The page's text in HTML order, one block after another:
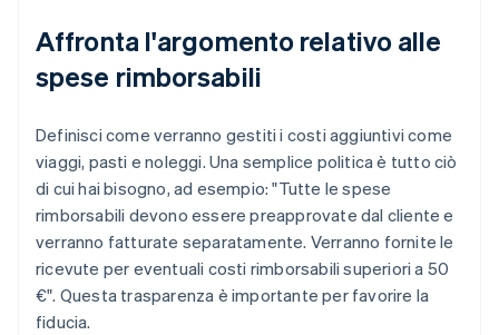
Affronta l'argomento relativo alle
spese rimborsabili
Definisci come verranno gestiti i costi aggiuntivi come
viaggi, pasti e noleggi. Una semplice politica è tutto ciò
di cui hai bisogno, ad esempio: "Tutte le spese
rimborsabili devono essere preapprovate dal cliente e
verranno fatturate separatamente. Verranno fornite le
ricevute per eventuali costi rimborsabili superiori a 50
€". Questa trasparenza è importante per favorire la
fiducia.